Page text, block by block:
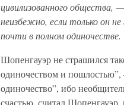
цивилизованного общества,
неизбежно, если только он
почти в полном одиночестве.
Шопенгауэр не страшился
одиночеством и
одиночество”, ибо
счастью, считал